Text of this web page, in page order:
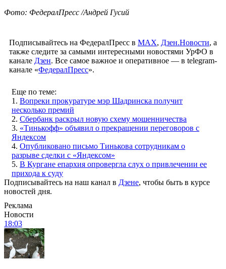
Фото: ФедералПресс /Андрей Гусий
Подписывайтесь на ФедералПресс в МАХ, Дзен.Новости, а
также следите за самыми интересными новостями УрФО в
канале Дзен. Все самое важное и оперативное — в telegram-
канале «ФедералПресс».
Еще по теме:
1. Вопреки прокуратуре мэр Шадринска получит
несколько премий
2. Сбербанк раскрыл новую схему мошенничества
3. «Тинькофф» объявил о прекращении переговоров с
Яндексом
4. Опубликовано письмо Тинькова сотрудникам о
разрыве сделки с «Яндексом»
5. В Кургане епархия опровергла слух о привлечении ее
прихода к суду
Подписывайтесь на наш канал в Дзене, чтобы быть в курсе
новостей дня.
Реклама
Новости
18:03